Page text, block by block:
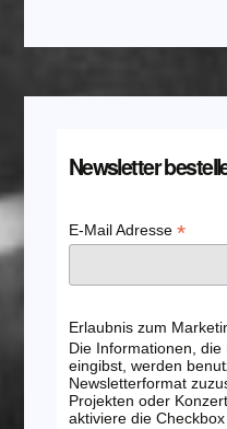
Newsletter
E-Mail Adresse *
Erlaubnis zum
Die Informationen,
eingibst, werden
Newsletterformat
Projekten oder
aktiviere die